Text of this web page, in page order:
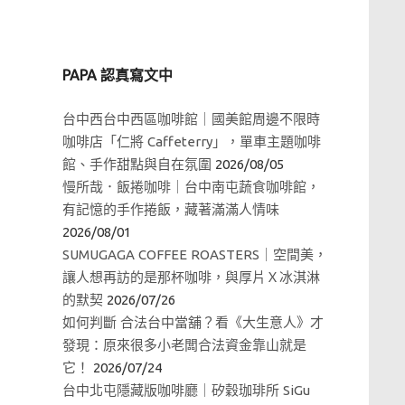
PAPA 認真寫文中
台中西台中西區咖啡館｜國美館周邊不限時
咖啡店「仁將 Caffeterry」，單車主題咖啡
館、手作甜點與自在氛圍 2026/08/05
慢所哉．飯捲咖啡｜台中南屯蔬食咖啡館，
有記憶的手作捲飯，藏著滿滿人情味
2026/08/01
SUMUGAGA COFFEE ROASTERS｜空間美，
讓人想再訪的是那杯咖啡，與厚片Ｘ冰淇淋
的默契 2026/07/26
如何判斷 合法台中當舖？看《大生意人》才
發現：原來很多小老闆合法資金靠山就是
它！
2026/07/24
台中北屯隱藏版咖啡廳｜矽穀珈琲所 SiGu